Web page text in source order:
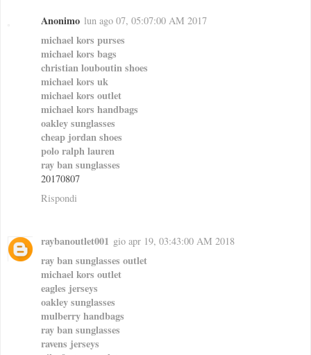
Anonimo lun ago 07, 05:07:00 AM 2017
michael kors purses
michael kors bags
christian louboutin shoes
michael kors uk
michael kors outlet
michael kors handbags
oakley sunglasses
cheap jordan shoes
polo ralph lauren
ray ban sunglasses
20170807
Rispondi
raybanoutlet001 gio apr 19, 03:43:00 AM 2018
ray ban sunglasses outlet
michael kors outlet
eagles jerseys
oakley sunglasses
mulberry handbags
ray ban sunglasses
ravens jerseys